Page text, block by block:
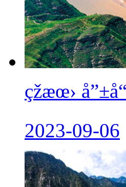
çž­æœ›
2023-09-06